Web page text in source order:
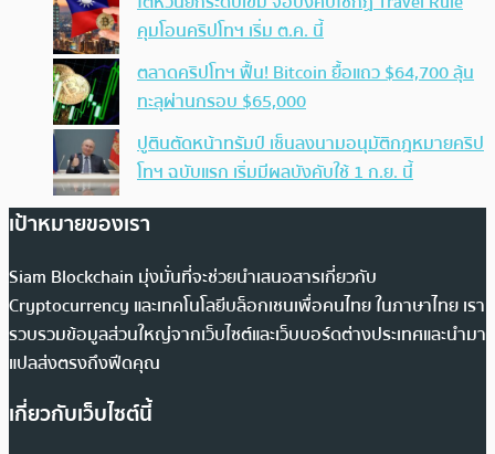
คุมโอนคริปโทฯ เริ่ม ต.ค. นี้
ตลาดคริปโทฯ ฟื้น! Bitcoin ยื้อแถว $64,700 ลุ้น
ทะลุผ่านกรอบ $65,000
ปูตินตัดหน้าทรัมป์ เซ็นลงนามอนุมัติกฎหมายคริป
โทฯ ฉบับแรก เริ่มมีผลบังคับใช้ 1 ก.ย. นี้
เป้าหมายของเรา
Siam Blockchain มุ่งมั่นที่จะช่วยนำเสนอสารเกี่ยวกับ
Cryptocurrency และเทคโนโลยีบล็อกเชนเพื่อคนไทย ในภาษาไทย เรา
รวบรวมข้อมูลส่วนใหญ่จากเว็บไซต์และเว็บบอร์ดต่างประเทศและนำมา
แปลส่งตรงถึงฟีดคุณ
เกี่ยวกับเว็บไซต์นี้